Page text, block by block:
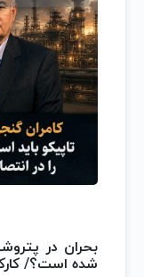
بحران در
شده است؟/